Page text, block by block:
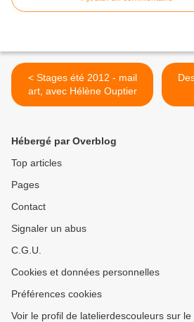
< Stages été 2012 - mail
art, avec Hélène Ouptier
Hébergé par Overblog
Top articles
Pages
Contact
Signaler un abus
C.G.U.
Cookies et données personnelles
Préférences cookies
Voir le profil de latelierdescouleurs sur